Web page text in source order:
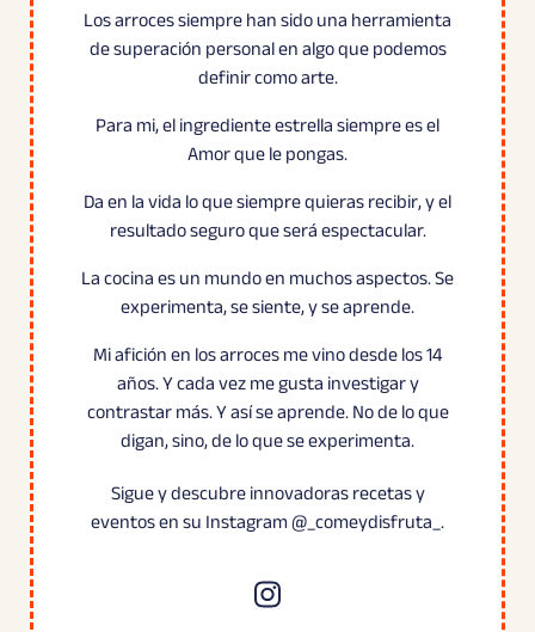
Los arroces siempre han sido una herramienta
de superación personal en algo que podemos
definir como arte.
Para mi, el ingrediente estrella siempre es el
Amor que le pongas.
Da en la vida lo que siempre quieras recibir, y el
resultado seguro que será espectacular.
La cocina es un mundo en muchos aspectos. Se
experimenta, se siente, y se aprende.
Mi afición en los arroces me vino desde los 14
años. Y cada vez me gusta investigar y
contrastar más. Y así se aprende. No de lo que
digan, sino, de lo que se experimenta.
Sigue y descubre innovadoras recetas y
eventos en su Instagram @_comeydisfruta_.